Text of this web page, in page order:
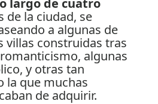
de la ciudad, se
a algunas de
villas construidas tras
algunas
y otras tan
la que muchas
de adquirir.